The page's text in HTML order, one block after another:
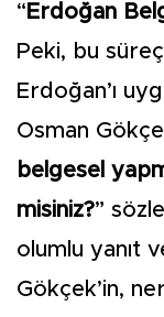
“ Erdoğan
Peki, bu süreç
Erdoğan’ı
Osman
belgesel
misiniz?”
olumlu yanıt
Gökçek’in,